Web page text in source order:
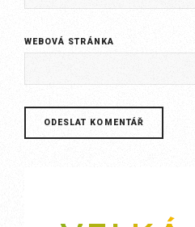
WEBOVÁ STRÁNKA